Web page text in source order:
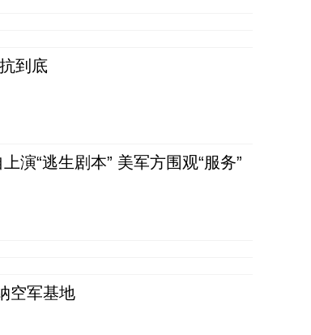
到底
演“逃生剧本” 美军方围观“服务”
空军基地